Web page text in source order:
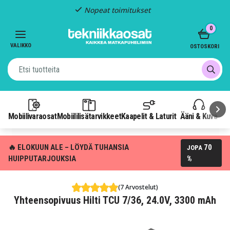
Nopeat toimitukset
VALIKKO
MobiilivaraosatMobiililisätarvikkeetKaapelit & Laturit Ääni & Kuva
0
OSTOSKORI
🔥 ELOKUUN ALE – LÖYDÄ TUHANSIA
HUIPPUTARJOUKSIA
JOPA 70
%
(7 Arvostelut)
Yhteensopivuus Hilti TCU 7/36, 24.0V, 3300 mAh